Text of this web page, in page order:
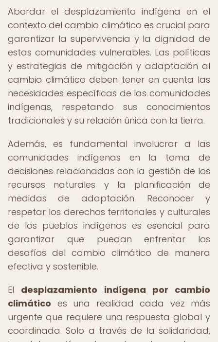
Abordar el desplazamiento indígena en el
contexto del cambio climático es crucial para
garantizar la supervivencia y la dignidad de
estas comunidades vulnerables. Las políticas
y estrategias de mitigación y adaptación al
cambio climático deben tener en cuenta las
necesidades específicas de las comunidades
indígenas, respetando sus conocimientos
tradicionales y su relación única con la tierra.
Además, es fundamental involucrar a las
comunidades indígenas en la toma de
decisiones relacionadas con la gestión de los
recursos naturales y la planificación de
medidas de adaptación. Reconocer y
respetar los derechos territoriales y culturales
de los pueblos indígenas es esencial para
garantizar que puedan enfrentar los
desafíos del cambio climático de manera
efectiva y sostenible.
El desplazamiento indígena por cambio
climático es una realidad cada vez más
urgente que requiere una respuesta global y
coordinada. Solo a través de la solidaridad,